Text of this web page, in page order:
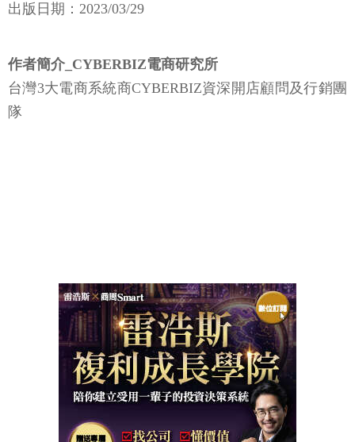
出版日期：2023/03/29
作者簡介_CYBERBIZ電商研究所
台灣3大電商系統商CYBERBIZ資深開店顧問及行銷團
隊